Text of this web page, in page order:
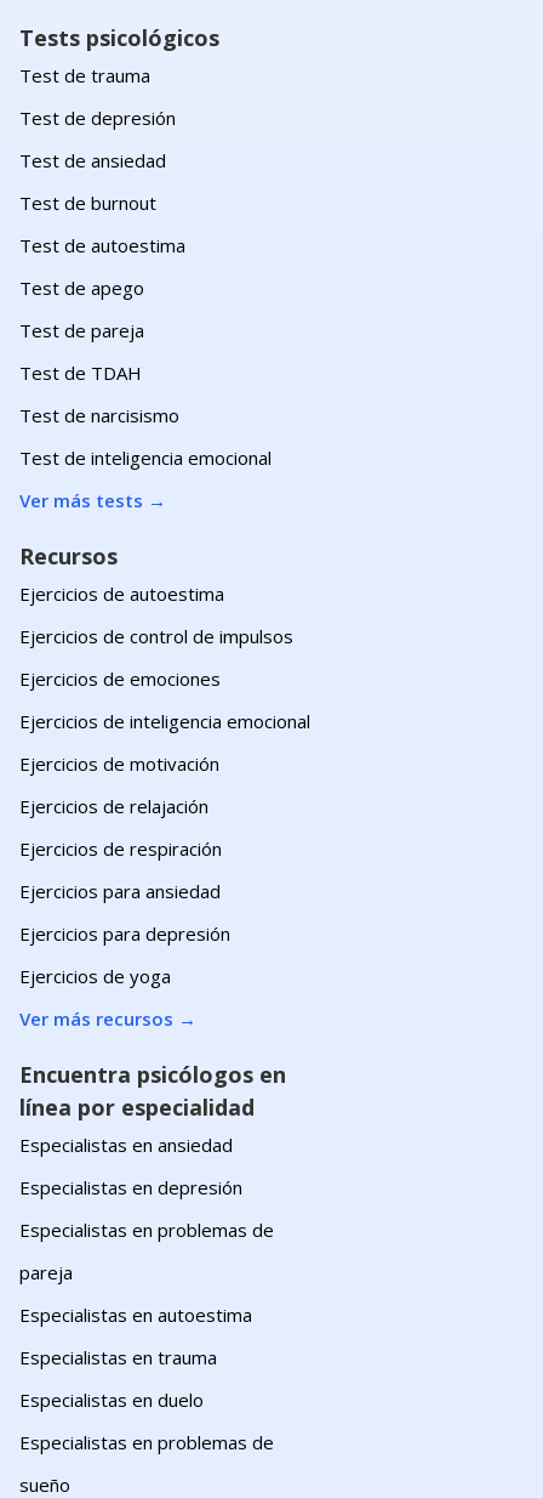
Tests psicológicos
Test de trauma
Test de depresión
Test de ansiedad
Test de burnout
Test de autoestima
Test de apego
Test de pareja
Test de TDAH
Test de narcisismo
Test de inteligencia emocional
Ver más tests →
Recursos
Ejercicios de autoestima
Ejercicios de control de impulsos
Ejercicios de emociones
Ejercicios de inteligencia emocional
Ejercicios de motivación
Ejercicios de relajación
Ejercicios de respiración
Ejercicios para ansiedad
Ejercicios para depresión
Ejercicios de yoga
Ver más recursos →
Encuentra psicólogos en
línea por especialidad
Especialistas en ansiedad
Especialistas en depresión
Especialistas en problemas de
pareja
Especialistas en autoestima
Especialistas en trauma
Especialistas en duelo
Especialistas en problemas de
sueño